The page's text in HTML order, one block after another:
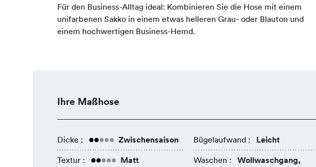
Für den Business-Alltag ideal: Kombinieren Sie die Hose mit einem
unifarbenen Sakko in einem etwas helleren Grau- oder Blauton und
einem hochwertigen Business-Hemd.
Ihre Maßhose
Dicke : Zwischensaison
Textur : Matt
Bügelaufwand : Leicht
Waschen :
Wollwaschgang,